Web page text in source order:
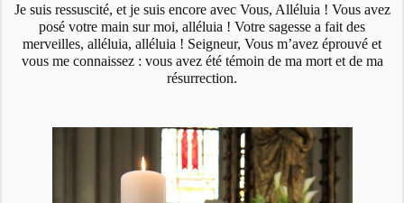
Je suis ressuscité, et je suis encore avec Vous, Alléluia ! Vous avez
posé votre main sur moi, alléluia ! Votre sagesse a fait des
merveilles, alléluia, alléluia ! Seigneur, Vous m’avez éprouvé et
vous me connaissez : vous avez été témoin de ma mort et de ma
résurrection.